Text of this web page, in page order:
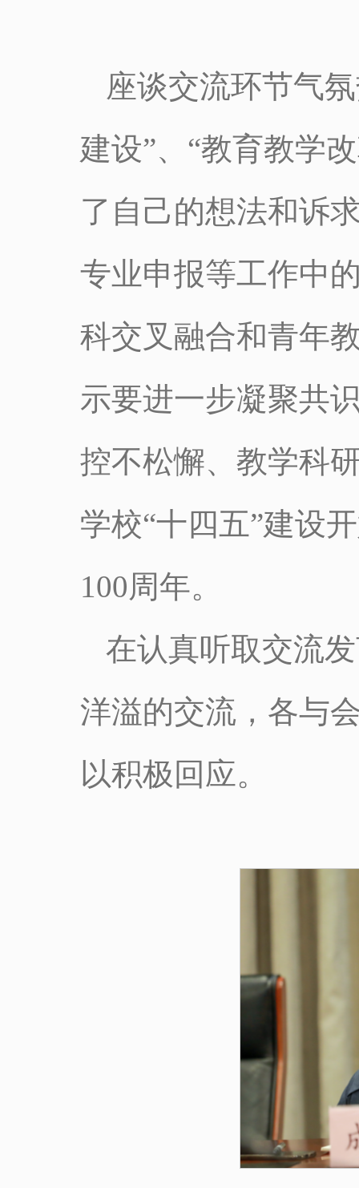
座谈交流环节气
建设”、“教育教学
了自己的想法和诉
专业申报等工作中
科交叉融合和青年
示要进一步凝聚共
控不松懈、教学科
学校“十四五”建设
100周年。
在认真听取交流
洋溢的交流，各与
以积极回应。